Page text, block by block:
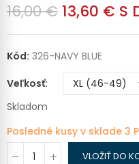
16,00 € 13,60 € S
Kód: 326-NAVY BLUE
Veľkosť
Skladom
Posledné kusy v sklade 3
VLOŽIŤ DO